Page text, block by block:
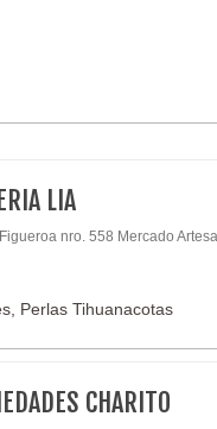
LIA
nro. 558 Mercado
Perlas Tihuanacotas
CHARITO